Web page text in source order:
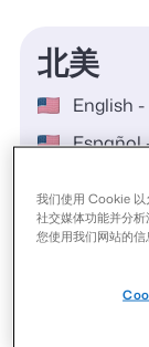
北美
English
Español
我们使用 Cookie 以
社交媒体功能并分
您使用我们网站的信